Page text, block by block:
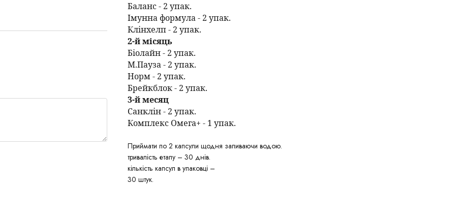
Баланс - 2 упак.
Імунна формула - 2 упак.
Клінхелп - 2 упак.
2-й місяць
Біолайн - 2 упак.
М.Пауза - 2 упак.
Норм - 2 упак.
Брейкблок - 2 упак.
3-й месяц
Санклін - 2 упак.
Комплекс Омега+ - 1 упак.
Приймати по 2 капсули щодня запиваючи водою.
тривалість етапу – 30 днів.
кількість капсул в упаковці –
30 штук.